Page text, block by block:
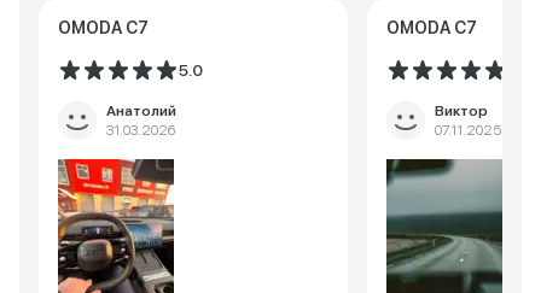
OMODA C7
5.0
Анатолий
31.03.2026
OMODA C7
Виктор
07.11.2025